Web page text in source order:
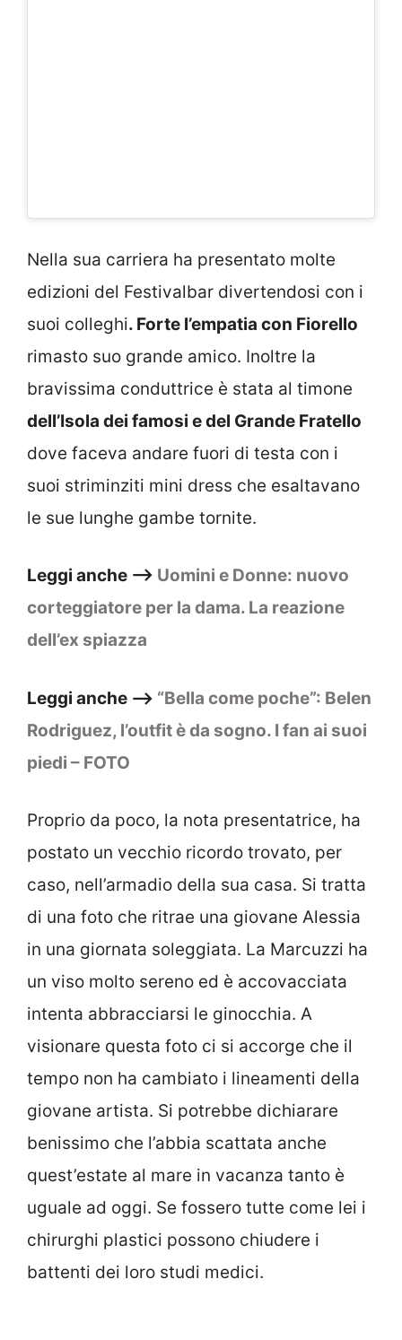
Nella sua carriera ha presentato molte
edizioni del Festivalbar divertendosi con i
suoi colleghi. Forte l’empatia con Fiorello
rimasto suo grande amico. Inoltre la
bravissima conduttrice è stata al timone
dell’Isola dei famosi e del Grande Fratello
dove faceva andare fuori di testa con i
suoi striminziti mini dress che esaltavano
le sue lunghe gambe tornite.
Leggi anche –> Uomini e Donne: nuovo
corteggiatore per la dama. La reazione
dell’ex spiazza
Leggi anche –> “Bella come poche”: Belen
Rodriguez, l’outfit è da sogno. I fan ai suoi
piedi – FOTO
Proprio da poco, la nota presentatrice, ha
postato un vecchio ricordo trovato, per
caso, nell’armadio della sua casa. Si tratta
di una foto che ritrae una giovane Alessia
in una giornata soleggiata. La Marcuzzi ha
un viso molto sereno ed è accovacciata
intenta abbracciarsi le ginocchia. A
visionare questa foto ci si accorge che il
tempo non ha cambiato i lineamenti della
giovane artista. Si potrebbe dichiarare
benissimo che l’abbia scattata anche
quest’estate al mare in vacanza tanto è
uguale ad oggi. Se fossero tutte come lei i
chirurghi plastici possono chiudere i
battenti dei loro studi medici.